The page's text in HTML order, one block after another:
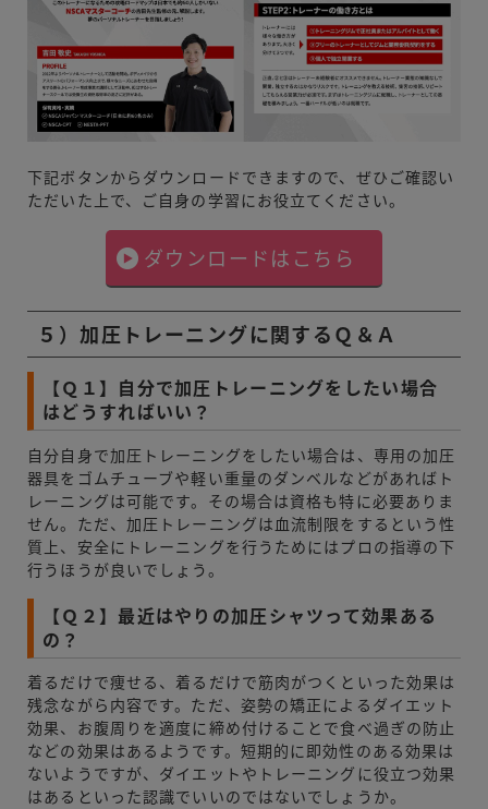
下記ボタンからダウンロードできますので、ぜひご確認い
ただいた上で、ご自身の学習にお役立てください。
ダウンロードはこちら
５）加圧トレーニングに関するＱ＆Ａ
【Ｑ１】自分で加圧トレーニングをしたい場合
はどうすればいい？
自分自身で加圧トレーニングをしたい場合は、専用の加圧
器具をゴムチューブや軽い重量のダンベルなどがあればト
レーニングは可能です。その場合は資格も特に必要ありま
せん。ただ、加圧トレーニングは血流制限をするという性
質上、安全にトレーニングを行うためにはプロの指導の下
行うほうが良いでしょう。
【Ｑ２】最近はやりの加圧シャツって効果ある
の？
着るだけで痩せる、着るだけで筋肉がつくといった効果は
残念ながら内容です。ただ、姿勢の矯正によるダイエット
効果、お腹周りを適度に締め付けることで食べ過ぎの防止
などの効果はあるようです。短期的に即効性のある効果は
ないようですが、ダイエットやトレーニングに役立つ効果
はあるといった認識でいいのではないでしょうか。